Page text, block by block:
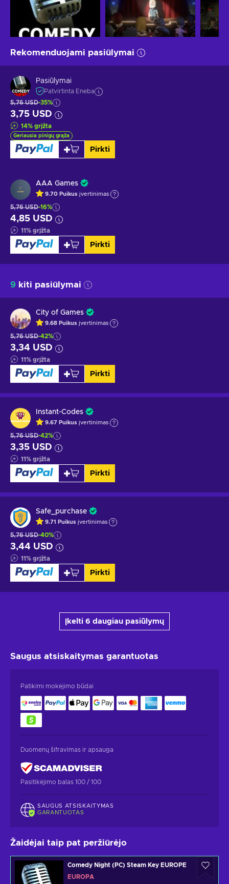
Rekomenduojami pasiūlymai
Pasiūlymai
Patvirtinta Eneba
5,76 USD-35%
3,75 USD
14% grįžta
Geriausia pinigų grąža
Pirkti
AAA Games
9.70 Puikus įvertinimas
5,76 USD-16%
4,85 USD
11% grįžta
Pirkti
9 kiti pasiūlymai
City of Games
9.68 Puikus įvertinimas
5,76 USD-42%
3,34 USD
11% grįžta
Pirkti
Instant-Codes
9.67 Puikus įvertinimas
5,76 USD-42%
3,35 USD
11% grįžta
Pirkti
Safe_purchase
9.71 Puikus įvertinimas
5,76 USD-40%
3,44 USD
11% grįžta
Pirkti
Įkelti 6 daugiau pasiūlymų
Saugus atsiskaitymas garantuotas
Patikimi mokėjimo būdai
Duomenų šifravimas ir apsauga
Pasitikėjimo balas 100 / 100
SAUGUS ATSISKAITYMAS
GARANTUOTAS
Žaidėjai taip pat peržiūrėjo
Comedy Night (PC) Steam Key EUROPE
EUROPA